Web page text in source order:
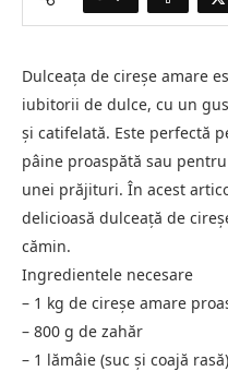
Dulceața de cireșe amare
iubitorii de dulce, cu un
și catifelată. Este perfectă
pâine proaspătă sau
unei prăjituri. În acest
delicioasă dulceață de
cămin.
Ingredientele necesare
– 1 kg de cireșe amare
– 800 g de zahăr
– 1 lămâie (suc și coajă rasă)